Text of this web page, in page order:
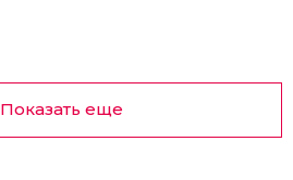
Показать еще